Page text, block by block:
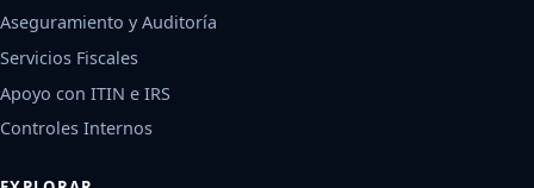
Aseguramiento y Auditoría
Servicios Fiscales
Apoyo con ITIN e IRS
Controles Internos